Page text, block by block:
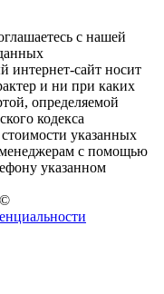
с нашей
сайт носит
и ни при каких
определяемой
кодекса
указанных
менеджерам с помощью
указанном
©